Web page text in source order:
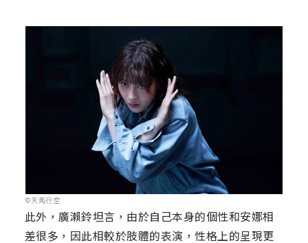
©天馬行空
此外，廣瀨鈴坦言，由於自己本身的個性和安娜相
差很多，因此相較於肢體的表演，性格上的呈現更